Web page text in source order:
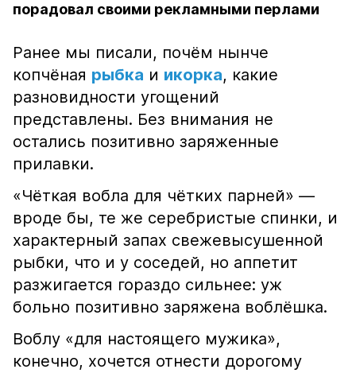
порадовал своими рекламными перлами
Ранее мы писали, почём нынче
копчёная рыбка и икорка, какие
разновидности угощений
представлены. Без внимания не
остались позитивно заряженные
прилавки.
«Чёткая вобла для чётких парней» —
вроде бы, те же серебристые спинки, и
характерный запах свежевысушенной
рыбки, что и у соседей, но аппетит
разжигается гораздо сильнее: уж
больно позитивно заряжена воблёшка.
Воблу «для настоящего мужика»,
конечно, хочется отнести дорогому